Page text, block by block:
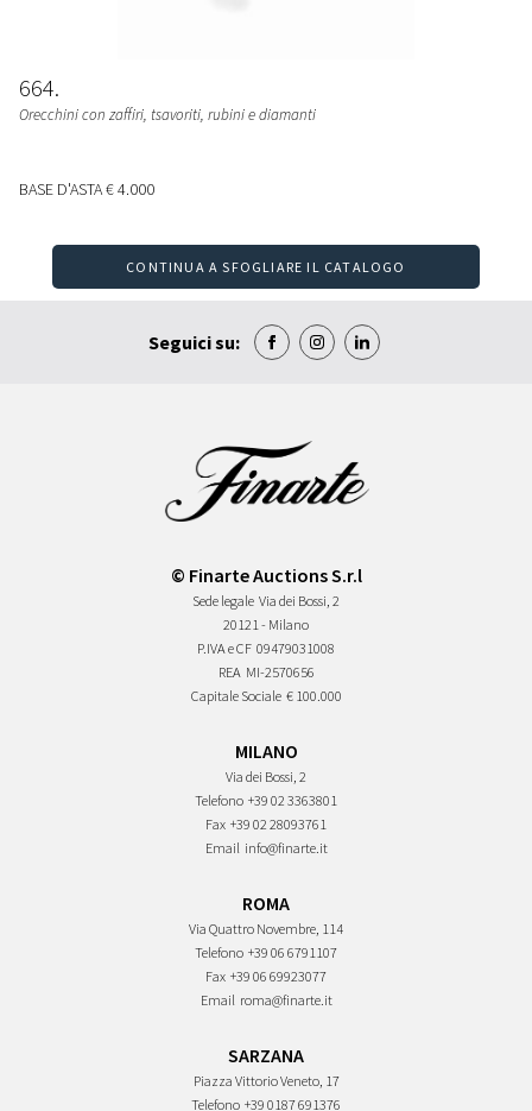
664
Orecchini con zaffiri, tsavoriti, rubini e diamanti
BASE D'ASTA€ 4.000
CONTINUA A SFOGLIARE IL CATALOGO
Seguici su:
© Finarte Auctions S.r.l
Sede legale Via dei Bossi, 2
20121 - Milano
P.IVA e CF 09479031008
REA MI-2570656
Capitale Sociale € 100.000
MILANO
Via dei Bossi, 2
Telefono +39 02 3363801
Fax +39 02 28093761
Email info@finarte.it
ROMA
Via Quattro Novembre, 114
Telefono +39 06 6791107
Fax +39 06 69923077
Email roma@finarte.it
SARZANA
Piazza Vittorio Veneto, 17
Telefono +39 0187 691376